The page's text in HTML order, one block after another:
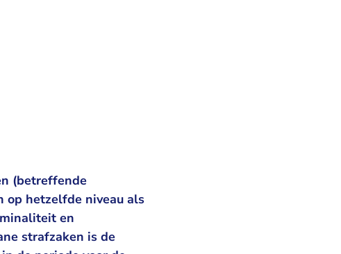
(betreffende
op hetzelfde niveau als
en
strafzaken is de